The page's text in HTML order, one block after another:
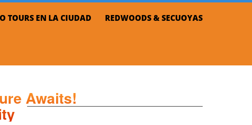
TOURS EN LA CIUDAD REDWOODS & SECUOYAS
Awaits!